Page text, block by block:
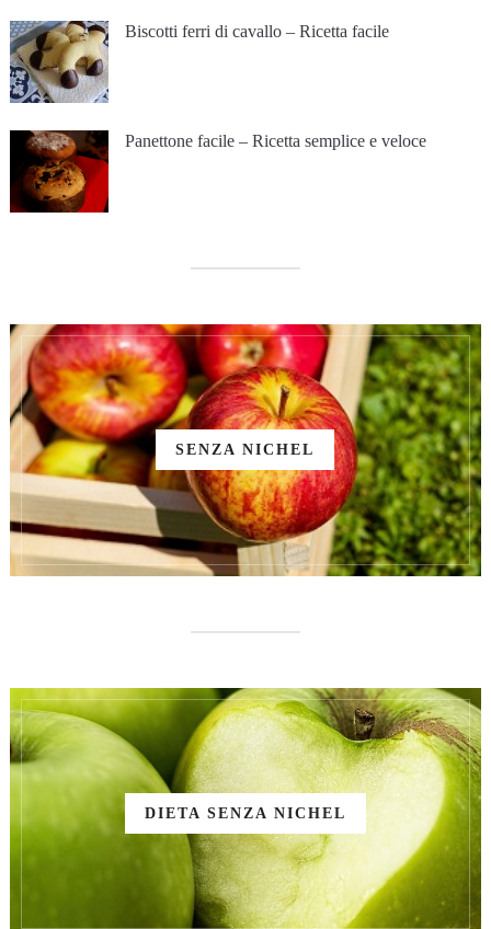
Biscotti ferri di cavallo – Ricetta facile
Panettone facile – Ricetta semplice e veloce
SENZA NICHEL
DIETA SENZA NICHEL